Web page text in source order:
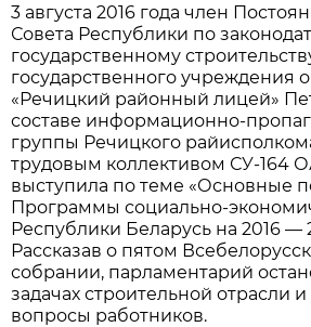
3 августа 2016 года член
Совета Республики по
государственному
государственного учреждения
«Речицкий районный лицей»
составе информационно-
группы Речицкого
трудовым коллективом СУ-164
выступила по теме «Основные
Программы социально-
Республики Беларусь на 2016 —
Рассказав о пятом
собрании, парламентарий
задачах строительной отрасли и
вопросы работников.